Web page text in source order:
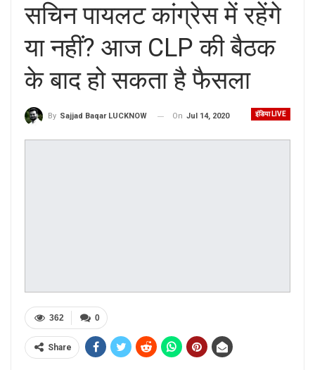
सचिन पायलट कांग्रेस में रहेंगे
या नहीं? आज CLP की बैठक
के बाद हो सकता है फैसला
इंडिया LIVE
By Sajjad Baqar LUCKNOW On Jul 14, 2020
0
362
Share